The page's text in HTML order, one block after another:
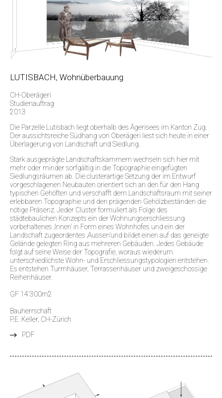
LUTISBACH, Wohnüberbauung
CH-Oberägeri
Studienauftrag
2013
Die Parzelle Lutisbach liegt oberhalb des Ägerisees im Kanton Zug.
Der aussichtsreiche Südhang von Oberägeri liest sich heute in einer
Überlagerung von Landschaft und Siedlung.
Stark ausgeprägte Landschaftskammern wechseln sich hier mit
mehr oder minder sorfgältig in die Topographie eingefügten
Siedlungsräumen ab. Die clusterartige Setzung der im Entwurf
vorgeschlagenen Neubauten orientiert sich an den für den Hang
typischen Gehöften und verschafft dem Landschaftsraum mit seiner
erlebbaren Topographie und den prägenden Gehölzbeständen die
nötige Präsenz. Jeder Cluster formuliert als Folge des
städtebaulichen Konzepts ein der Wohnungserschliessung
vorbehaltenes ‚Innen’ in Form eines Wohnhofes und ein der
Landschaft zugeordentes ‚Aussen’und bildet einen auf das geneigte
Gelände gelegten Ring aus mehreren Gebäuden. Jedes Gebäude
folgt auf seine Weise der Topografie, woraus wiederum
unterschiedlichste Wohn- und Erschliessungstypologien entstehen.
Es entstehen Turmhäuser, Terrassenhäuser und zweigeschossige
Reihenhäuser.
GF 14'300m2
Bauherrschaft
P.E. Keller, CH-Zürich
PDF